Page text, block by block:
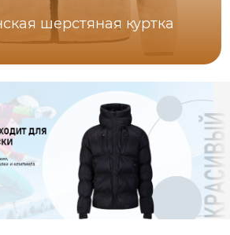
шерстяная куртка